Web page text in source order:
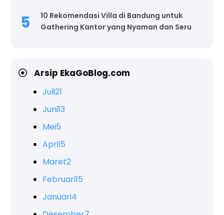
10 Rekomendasi Villa di Bandung untuk
Gathering Kantor yang Nyaman dan Seru
Arsip EkaGoBlog.com
Juli21
Juni13
Mei5
April5
Maret2
Februari15
Januari4